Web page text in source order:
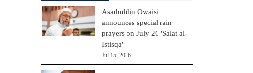
Asaduddin Owaisi
announces special rain
prayers on July 26 'Salat al-
Istisqa'
Jul 15, 2026